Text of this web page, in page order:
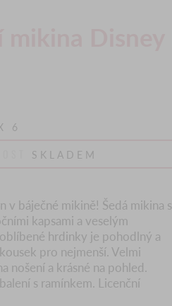
6
SKLADEM
v báječné mikině! Šedá mikina s
kapsami a veselým
hrdinky je pohodlný a
pro nejmenší. Velmi
nošení a krásné na pohled.
s ramínkem. Licenční